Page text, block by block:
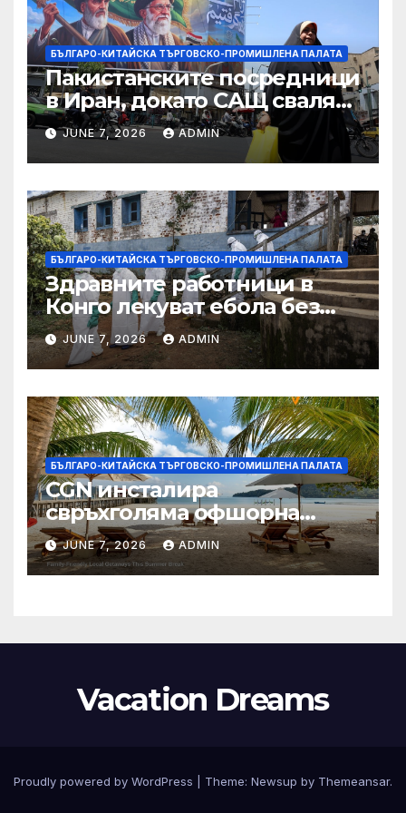
търговията
БЪЛГАРО-КИТАЙСКА ТЪРГОВСКО-ПРОМИШЛЕНА ПАЛАТА
Пакистанските посредници
в Иран, докато САЩ свалят
дронове, Ливан търси мир
JUNE 7, 2026 ADMIN
БЪЛГАРО-КИТАЙСКА ТЪРГОВСКО-ПРОМИШЛЕНА ПАЛАТА
Здравните работници в
Конго лекуват ебола без
заплащане, докато СЗО
търси ресурси
JUNE 7, 2026 ADMIN
БЪЛГАРО-КИТАЙСКА ТЪРГОВСКО-ПРОМИШЛЕНА ПАЛАТА
CGN инсталира
свръхголяма офшорна
вятърна турбина с мощност
18 MW в Гуангдонг
JUNE 7, 2026 ADMIN
Vacation Dreams
Proudly powered by WordPress Theme: Newsup by Themeansar.